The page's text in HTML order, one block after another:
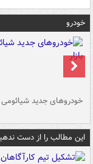
خودرو
خودروهای جدید شیائومی
این مطالب را از دست